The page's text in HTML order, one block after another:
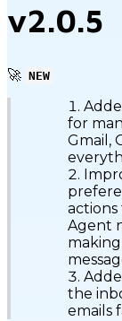
v2.0.5
🚀 NEW
for
Gmail,
Agent
the
emails